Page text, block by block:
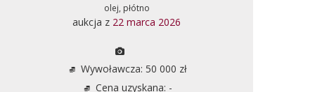
olej, płótno
aukcja z 22 marca 2026
Wywoławcza: 50 000 zł
Cena uzyskana: -